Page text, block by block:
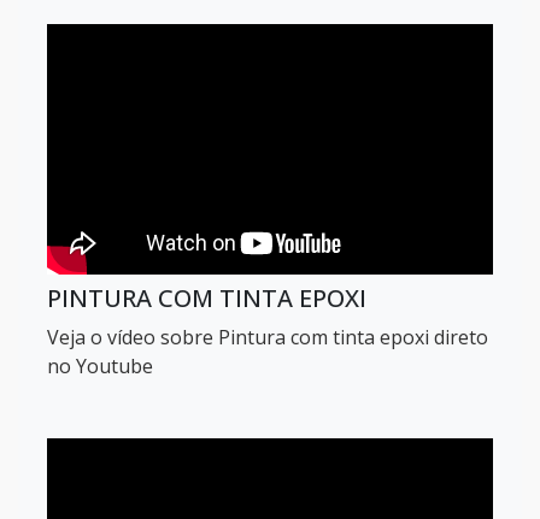
Piso epóxi industrial preço m2
PINTURA COM TINTA EPOXI
Veja o vídeo sobre Pintura com tinta epoxi direto
no Youtube